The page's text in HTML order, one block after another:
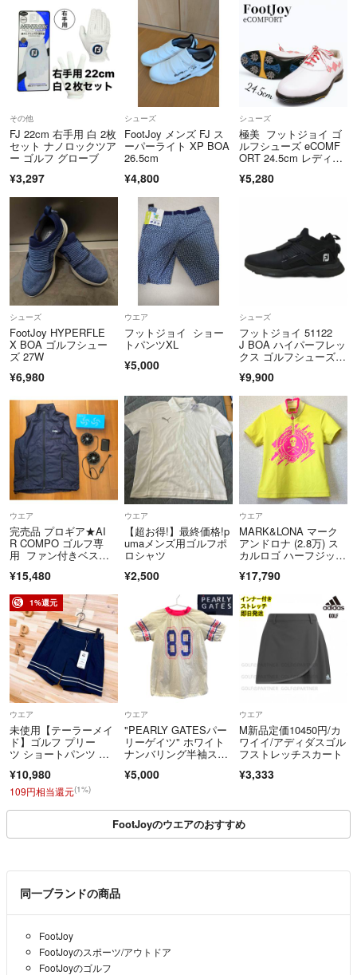
同居人に喫煙者やペットはいません。
■お願い■
発送後の破損、紛失、事故などにつきましては、責任は負えませんので
ご了承ください。
------------------------------------------
長文のプロフィールお読み頂きありがとうございました^ ^
です！
その他
FJ 22cm 右手用 白 2枚
セット ナノロックツア
ー ゴルフ グローブ
¥3,297
シューズ
FootJoy メンズ FJ ス
ーパーライト XP BOA
26.5cm
¥4,800
シューズ
極美 フットジョイ ゴ
ルフシューズ eCOMF
ORT 24.5cm レディー
¥5,280
シューズ
FootJoy HYPERFLE
X BOA ゴルフシュー
ズ 27W
¥6,980
ウエア
フットジョイ ショー
トパンツXL
¥5,000
シューズ
フットジョイ 51122
J BOA ハイパーフレッ
クス ゴルフシューズ 2
¥9,900
ウエア
完売品 プロギア★AI
R COMPO ゴルフ専
用 ファン付きベス
¥15,480
ウエア
【超お得!】最終価格!p
umaメンズ用ゴルフポ
ロシャツ
¥2,500
ウエア
MARK&LONA マーク
アンドロナ (2.8万) ス
カルロゴ ハーフジッ
ックネック UV イエロ
¥17,790
1%還元
ウエア
未使用【テーラーメイ
ド】ゴルフ プリー
ツ ショートパンツ ス
ビー×白ホワイト ハー
フパンツ スポーツ 無
¥10,980
109円相当還元(1%)
ウエア
"PEARLY GATESパー
リーゲイツ" ホワイト
ナンバリング半袖スニ
フウェア 89 ホワイ
¥5,000
ウエア
M新品定価10450円/カ
ワイイ/アディダスゴル
フストレッチスカート
¥3,333
FootJoyのウエアのおすすめ
同一ブランドの商品
FootJoy
FootJoyのスポーツ/アウトドア
FootJoyのゴルフ